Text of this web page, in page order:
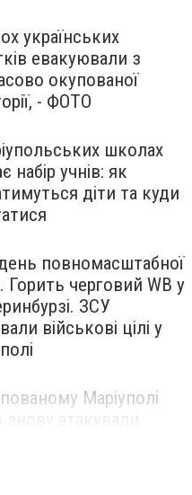
українських
евакуювали з
окупованої
- ФОТО
школах
набір учнів: як
діти та куди
повномасштабної
Горить черговий WB у
ЗСУ
військові цілі у
Маріуполі
атакували